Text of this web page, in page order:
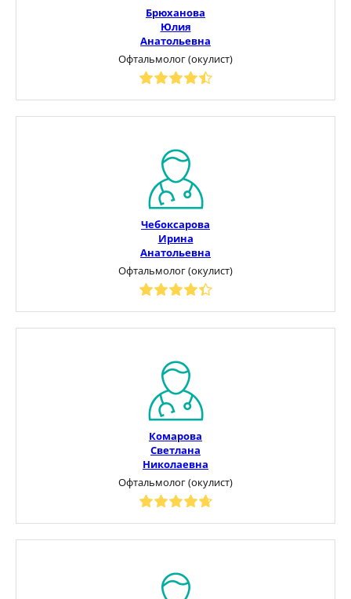
Брюханова
Юлия
Анатольевна
Офтальмолог (окулист)
Чебоксарова
Ирина
Анатольевна
Офтальмолог (окулист)
Комарова
Светлана
Николаевна
Офтальмолог (окулист)